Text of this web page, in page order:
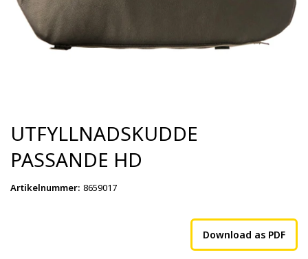
UTFYLLNADSKUDDE
PASSANDE HD
Artikelnummer: 8659017
Download as PDF